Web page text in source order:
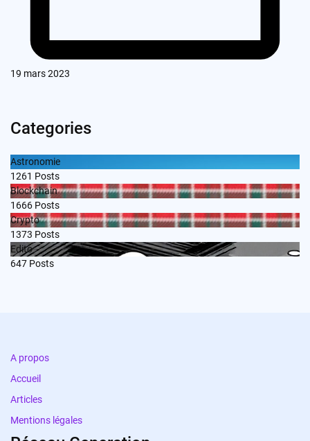
19 mars 2023
Categories
Astronomie
1261 Posts
Blockchain
1666 Posts
Crypto
1373 Posts
Edito
647 Posts
A propos
Accueil
Articles
Mentions légales